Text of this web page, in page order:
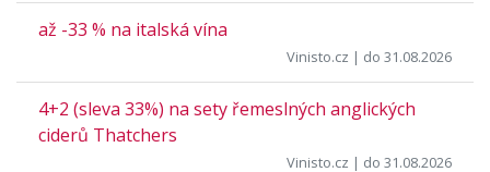
až -33 % na italská vína
Vinisto.cz | do 31.08.2026
4+2 (sleva 33%) na sety řemeslných anglických
ciderů Thatchers
Vinisto.cz | do 31.08.2026